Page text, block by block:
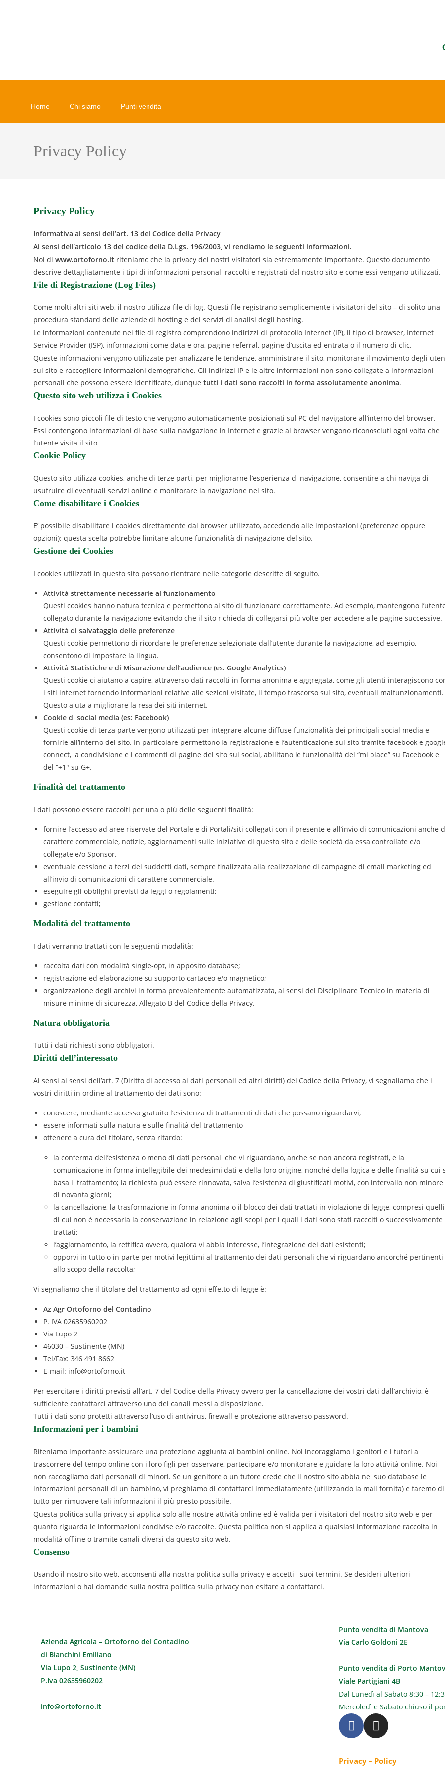
Home Chi siamo Punti vendita
Privacy Policy
Privacy Policy
Informativa ai sensi dell’art. 13 del Codice della Privacy
Ai sensi dell’articolo 13 del codice della D.Lgs. 196/2003, vi rendiamo le seguenti informazioni.
Noi diwww.ortoforno.it riteniamo che la privacy dei nostri visitatori sia estremamente importante. Questo documento
descrive dettagliatamente i tipi di informazioni personali raccolti e registrati dal nostro sito e come essi vengano utilizzati.
File di Registrazione (Log Files)
Come molti altri siti web, il nostro utilizza file di log. Questi file registrano semplicemente i visitatori del sito – di solito una
procedura standard delle aziende di hosting e dei servizi di analisi degli hosting.
Le informazioni contenute nei file di registro comprendono indirizzi di protocollo Internet (IP), il tipo di browser, Internet
Service Provider (ISP), informazioni come data e ora, pagine referral, pagine d’uscita ed entrata o il numero di clic.
Queste informazioni vengono utilizzate per analizzare le tendenze, amministrare il sito, monitorare il movimento degli
sul sito e raccogliere informazioni demografiche. Gli indirizzi IP e le altre informazioni non sono collegate a informazioni
personali che possono essere identificate, dunquetutti i dati sono raccolti in forma assolutamente anonima.
Questo sito web utilizza i Cookies
I cookies sono piccoli file di testo che vengono automaticamente posizionati sul PC del navigatore all’interno del browser.
Essi contengono informazioni di base sulla navigazione in Internet e grazie al browser vengono riconosciuti ogni volta che
l’utente visita il sito.
Cookie Policy
Questo sito utilizza cookies, anche di terze parti, per migliorarne l’esperienza di navigazione, consentire a chi naviga di
usufruire di eventuali servizi online e monitorare la navigazione nel sito.
Come disabilitare i Cookies
E’ possibile disabilitare i cookies direttamente dal browser utilizzato, accedendo alle impostazioni (preferenze oppure
opzioni): questa scelta potrebbe limitare alcune funzionalità di navigazione del sito.
Gestione dei Cookies
I cookies utilizzati in questo sito possono rientrare nelle categorie descritte di seguito.
Attività strettamente necessarie al funzionamento
Questi cookies hanno natura tecnica e permettono al sito di funzionare correttamente. Ad esempio, mantengono l’utente
collegato durante la navigazione evitando che il sito richieda di collegarsi più volte per accedere alle pagine successive.
Attività di salvataggio delle preferenze
Questi cookie permettono di ricordare le preferenze selezionate dall’utente durante la navigazione, ad esempio,
consentono di impostare la lingua.
Attività Statistiche e di Misurazione dell’audience (es: Google Analytics)
Questi cookie ci aiutano a capire, attraverso dati raccolti in forma anonima e aggregata, come gli utenti interagiscono
i siti internet fornendo informazioni relative alle sezioni visitate, il tempo trascorso sul sito, eventuali malfunzionamenti.
Questo aiuta a migliorare la resa dei siti internet.
Cookie di social media (es: Facebook)
Questi cookie di terza parte vengono utilizzati per integrare alcune diffuse funzionalità dei principali social media e
fornirle all’interno del sito. In particolare permettono la registrazione e l’autenticazione sul sito tramite facebook e
connect, la condivisione e i commenti di pagine del sito sui social, abilitano le funzionalità del “mi piace” su Facebook e
del “+1″ su G+.
Finalità del trattamento
I dati possono essere raccolti per una o più delle seguenti finalità:
fornire l’accesso ad aree riservate del Portale e di Portali/siti collegati con il presente e all’invio di comunicazioni anche
carattere commerciale, notizie, aggiornamenti sulle iniziative di questo sito e delle società da essa controllate e/o
collegate e/o Sponsor.
eventuale cessione a terzi dei suddetti dati, sempre finalizzata alla realizzazione di campagne di email marketing ed
all’invio di comunicazioni di carattere commerciale.
eseguire gli obblighi previsti da leggi o regolamenti;
gestione contatti;
Modalità del trattamento
I dati verranno trattati con le seguenti modalità:
raccolta dati con modalità single-opt, in apposito database;
registrazione ed elaborazione su supporto cartaceo e/o magnetico;
organizzazione degli archivi in forma prevalentemente automatizzata, ai sensi del Disciplinare Tecnico in materia di
misure minime di sicurezza, Allegato B del Codice della Privacy.
Natura obbligatoria
Tutti i dati richiesti sono obbligatori.
Diritti dell’interessato
Ai sensi ai sensi dell’art. 7 (Diritto di accesso ai dati personali ed altri diritti) del Codice della Privacy, vi segnaliamo che i
vostri diritti in ordine al trattamento dei dati sono:
conoscere, mediante accesso gratuito l’esistenza di trattamenti di dati che possano riguardarvi;
essere informati sulla natura e sulle finalità del trattamento
ottenere a cura del titolare, senza ritardo:
la conferma dell’esistenza o meno di dati personali che vi riguardano, anche se non ancora registrati, e la
comunicazione in forma intellegibile dei medesimi dati e della loro origine, nonché della logica e delle finalità su cui
basa il trattamento; la richiesta può essere rinnovata, salva l’esistenza di giustificati motivi, con intervallo non minore
di novanta giorni;
la cancellazione, la trasformazione in forma anonima o il blocco dei dati trattati in violazione di legge, compresi quelli
di cui non è necessaria la conservazione in relazione agli scopi per i quali i dati sono stati raccolti o successivamente
trattati;
l’aggiornamento, la rettifica ovvero, qualora vi abbia interesse, l’integrazione dei dati esistenti;
opporvi in tutto o in parte per motivi legittimi al trattamento dei dati personali che vi riguardano ancorché pertinenti
allo scopo della raccolta;
Vi segnaliamo che il titolare del trattamento ad ogni effetto di legge è:
Az Agr Ortoforno del Contadino
P. IVA02635960202
Via Lupo 2
46030 –Sustinente (MN)
Tel/Fax:346 491 8662
E-mail: info@ortoforno.it
Per esercitare i diritti previsti all’art. 7 del Codice della Privacy ovvero per la cancellazione dei vostri dati dall’archivio, è
sufficiente contattarci attraverso uno dei canali messi a disposizione.
Tutti i dati sono protetti attraverso l’uso di antivirus, firewall e protezione attraverso password.
Informazioni per i bambini
Riteniamo importante assicurare una protezione aggiunta ai bambini online. Noi incoraggiamo i genitori e i tutori a
trascorrere del tempo online con i loro figli per osservare, partecipare e/o monitorare e guidare la loro attività online. Noi
non raccogliamo dati personali di minori. Se un genitore o un tutore crede che il nostro sito abbia nel suo database le
informazioni personali di un bambino, vi preghiamo di contattarci immediatamente (utilizzando la mail fornita) e faremo di
tutto per rimuovere tali informazioni il più presto possibile.
Questa politica sulla privacy si applica solo alle nostre attività online ed è valida per i visitatori del nostro sito web e per
quanto riguarda le informazioni condivise e/o raccolte. Questa politica non si applica a qualsiasi informazione raccolta in
modalità offline o tramite canali diversi da questo sito web.
Consenso
Usando il nostro sito web, acconsenti alla nostra politica sulla privacy e accetti i suoi termini. Se desideri ulteriori
informazioni o hai domande sulla nostra politica sulla privacy non esitare a contattarci.
Azienda Agricola – Ortoforno del Contadino
di Bianchini Emiliano
Via Lupo 2, Sustinente (MN)
P.Iva 02635960202
info@ortoforno.it
Punto vendita di Mantova
Via Carlo Goldoni 2E
Punto vendita di Porto
Viale Partigiani 4B
Dal Lunedì al Sabato 8:30 –
Mercoledì e Sabato chiuso il
Privacy – Policy